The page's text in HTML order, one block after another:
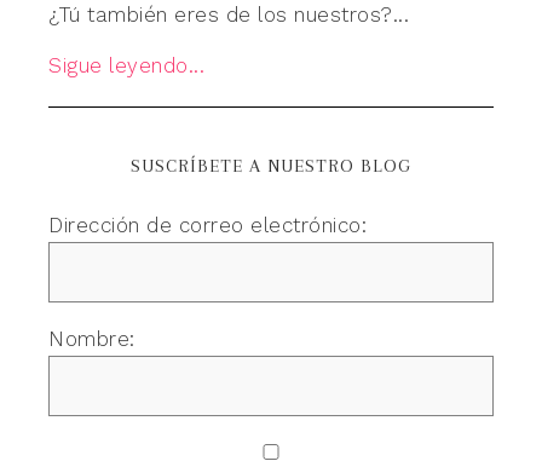
¿Tú también eres de los nuestros?...
Sigue leyendo...
SUSCRÍBETE A NUESTRO BLOG
Dirección de correo electrónico:
Nombre: